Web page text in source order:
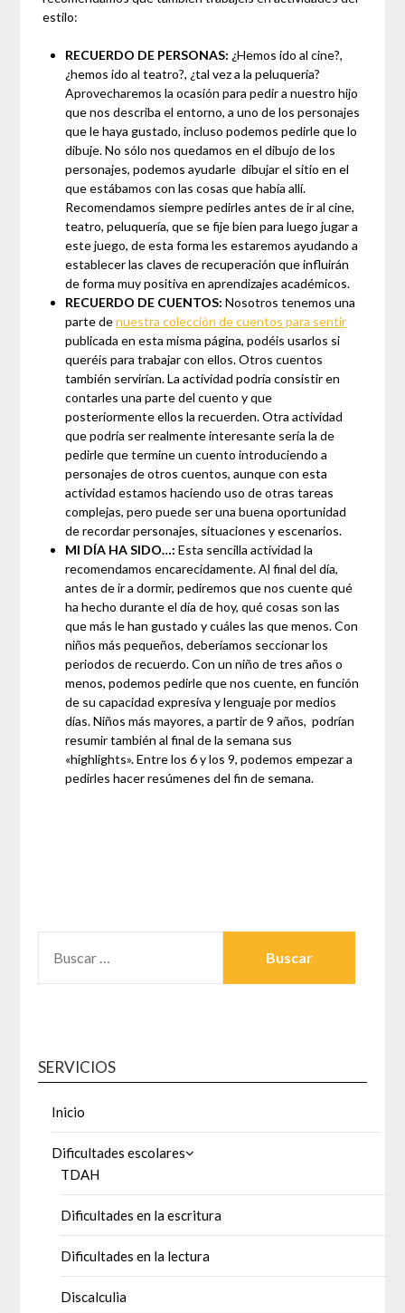
estilo:
RECUERDO DE PERSONAS: ¿Hemos ido al cine?,
¿hemos ido al teatro?, ¿tal vez a la peluquería?
Aprovecharemos la ocasión para pedir a nuestro hijo
que nos describa el entorno, a uno de los personajes
que le haya gustado, incluso podemos pedirle que lo
dibuje. No sólo nos quedamos en el dibujo de los
personajes, podemos ayudarle dibujar el sitio en el
que estábamos con las cosas que había allí.
Recomendamos siempre pedirles antes de ir al cine,
teatro, peluquería, que se fije bien para luego jugar a
este juego, de esta forma les estaremos ayudando a
establecer las claves de recuperación que influirán
de forma muy positiva en aprendizajes académicos.
RECUERDO DE CUENTOS: Nosotros tenemos una
parte denuestra colección de cuentos para sentir
publicada en esta misma página, podéis usarlos si
queréis para trabajar con ellos. Otros cuentos
también servirían. La actividad podría consistir en
contarles una parte del cuento y que
posteriormente ellos la recuerden. Otra actividad
que podría ser realmente interesante sería la de
pedirle que termine un cuento introduciendo a
personajes de otros cuentos, aunque con esta
actividad estamos haciendo uso de otras tareas
complejas, pero puede ser una buena oportunidad
de recordar personajes, situaciones y escenarios.
MI DÍA HA SIDO…: Esta sencilla actividad la
recomendamos encarecidamente. Al final del día,
antes de ir a dormir, pediremos que nos cuente qué
ha hecho durante el día de hoy, qué cosas son las
que más le han gustado y cuáles las que menos. Con
niños más pequeños, deberíamos seccionar los
periodos de recuerdo. Con un niño de tres años o
menos, podemos pedirle que nos cuente, en función
de su capacidad expresiva y lenguaje por medios
días. Niños más mayores, a partir de 9 años, podrían
resumir también al final de la semana sus
«highlights». Entre los 6 y los 9, podemos empezar a
pedirles hacer resúmenes del fin de semana.
SERVICIOS
Inicio
Dificultades escolares
TDAH
Dificultades en la escritura
Dificultades en la lectura
Discalculia